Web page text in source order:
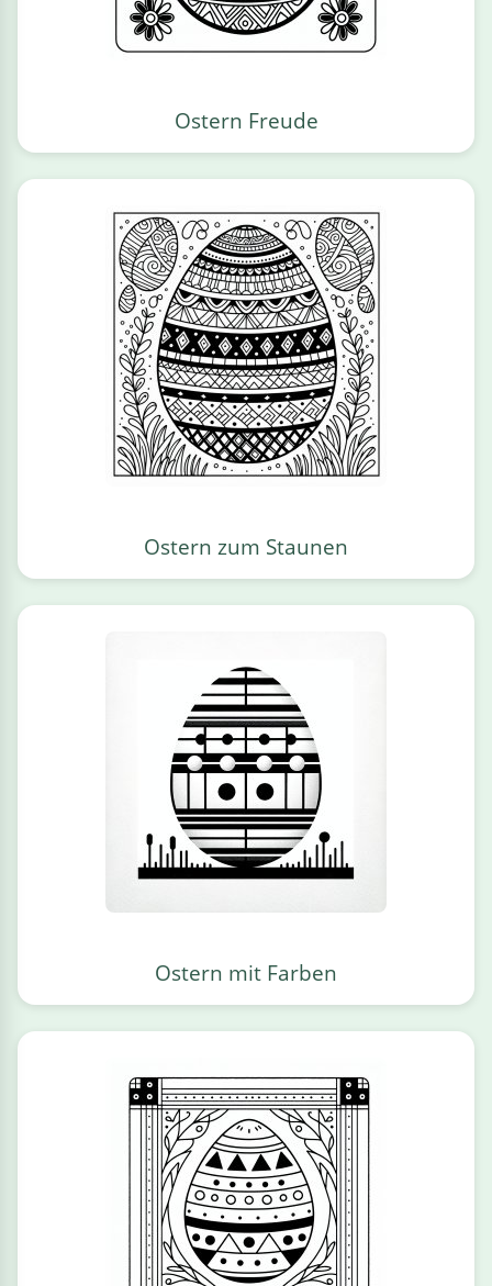
Ostern Freude
Ostern zum Staunen
Ostern mit Farben